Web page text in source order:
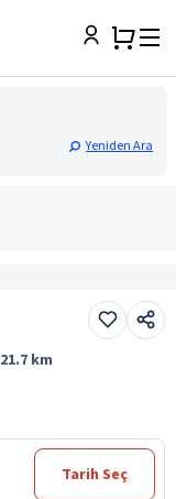
Yeniden Ara
21.7 km
Tarih Seç